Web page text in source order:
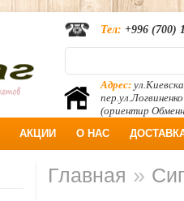
Адрес:
пер.ул.Логвиненко
(ориентир
Тел: +996 (700)
АКЦИИ О НАС
Главная »